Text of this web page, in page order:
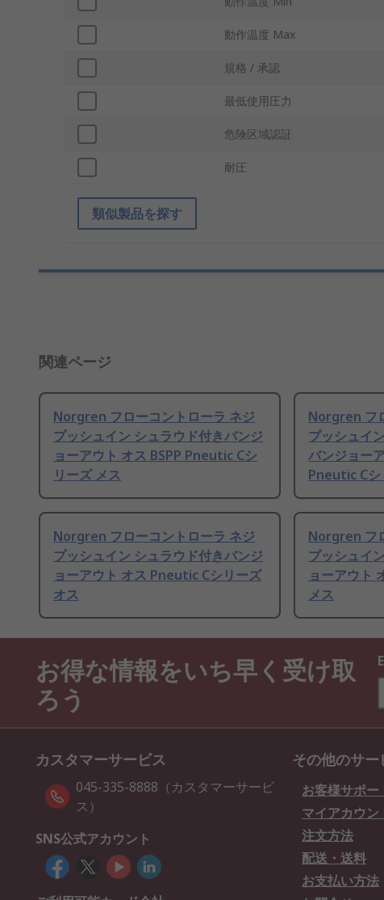
動作温度 Max
規格 / 承認
最低使用圧力
危険区域認証
耐圧
類似製品を探す
関連ページ
Norgren フローコントローラ ネジ
プッシュイン シュラウド付きバンジ
ョーアウト オス BSPP Pneutic Cシ
リーズ メス
Norgren フ
プッシュイ
バンジョー
Pneutic Cシ
Norgren フローコントローラ ネジ
プッシュイン シュラウド付きバンジ
ョーアウト オス Pneutic Cシリーズ
オス
Norgren フ
プッシュイ
ョーアウト
メス
お得な情報をいち早く受け取
ろう
カスタマーサービス
045-335-8888（カスタマーサービ
ス）
SNS公式アカウント
その他のサー
お客様サポー
マイアカウ
注文方法
配送・送料
お支払い方法